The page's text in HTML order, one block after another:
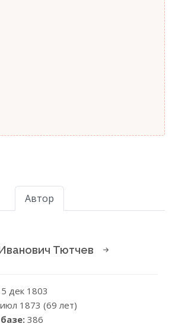
Автор
Тютчев
5 дек 1803
1873 (69 лет)
386